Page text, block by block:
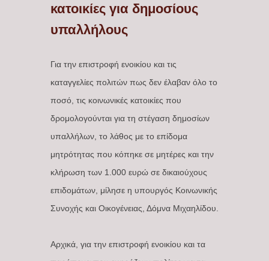
κατοικίες για δημοσίους
υπαλλήλους
Για την επιστροφή ενοικίου και τις
καταγγελίες πολιτών πως δεν έλαβαν όλο το
ποσό, τις κοινωνικές κατοικίες που
δρομολογούνται για τη στέγαση δημοσίων
υπαλλήλων, το λάθος με το επίδομα
μητρότητας που κόπηκε σε μητέρες και την
κλήρωση των 1.000 ευρώ σε δικαιούχους
επιδομάτων, μίλησε η υπουργός Κοινωνικής
Συνοχής και Οικογένειας, Δόμνα Μιχαηλίδου.
Αρχικά, για την επιστροφή ενοικίου και τα